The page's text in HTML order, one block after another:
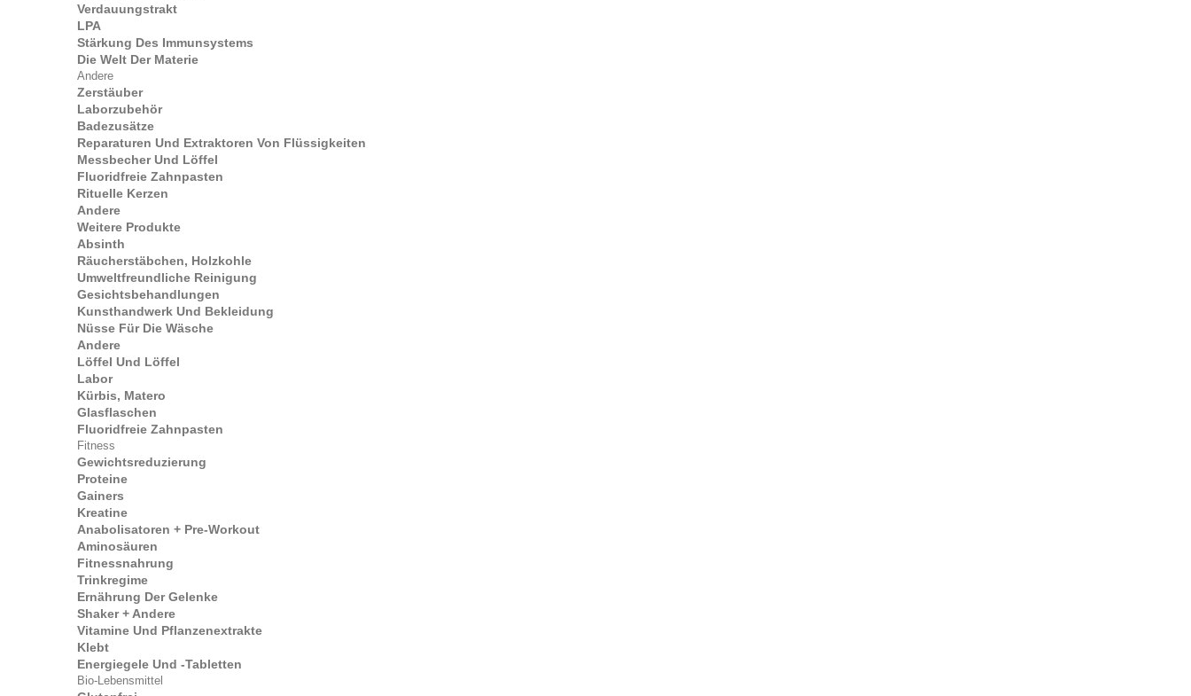
Verdauungstrakt
LPA
Stärkung Des Immunsystems
Die Welt Der Materie
Andere
Zerstäuber
Laborzubehör
Badezusätze
Reparaturen Und Extraktoren Von Flüssigkeiten
Messbecher Und Löffel
Fluoridfreie Zahnpasten
Rituelle Kerzen
Andere
Weitere Produkte
Absinth
Räucherstäbchen, Holzkohle
Umweltfreundliche Reinigung
Gesichtsbehandlungen
Kunsthandwerk Und Bekleidung
Nüsse Für Die Wäsche
Andere
Löffel Und Löffel
Labor
Kürbis, Matero
Glasflaschen
Fluoridfreie Zahnpasten
Fitness
Gewichtsreduzierung
Proteine
Gainers
Kreatine
Anabolisatoren + Pre-Workout
Aminosäuren
Fitnessnahrung
Trinkregime
Ernährung Der Gelenke
Shaker + Andere
Vitamine Und Pflanzenextrakte
Klebt
Energiegele Und -tabletten
Bio-Lebensmittel